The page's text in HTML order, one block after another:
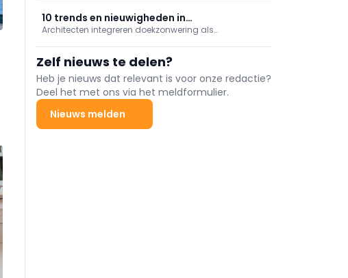
Daarbovenop zijn ze onderhoudsarm en kunnen ze
op verschillende manieren bediend worden.
10 trends en nieuwigheden in
buitenzonwering
Architecten integreren doekzonwering als
maar creëert tegelijk ook privacy en ...
Zelf nieuws te delen?
Heb je nieuws dat relevant is voor onze redactie?
Deel het met ons via het meldformulier.
Nieuws melden